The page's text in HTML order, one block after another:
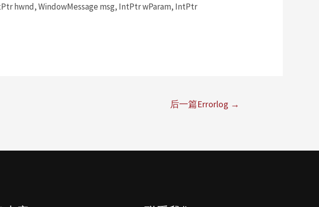
hwnd, WindowMessage msg, IntPtr wParam, IntPtr
后一篇Errorlog →